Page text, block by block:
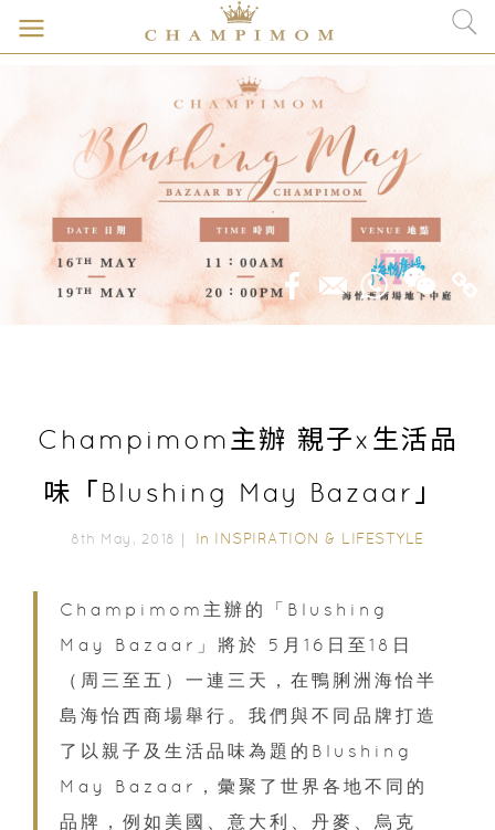
Champimom主辦 親子x生活品
味「Blushing May Bazaar」
8th May, 2018｜ In INSPIRATION & LIFESTYLE
Champimom主辦的「Blushing
May Bazaar」將於 5月16日至18日
（周三至五）一連三天，在鴨脷洲海怡半
島海怡西商場舉行。我們與不同品牌打造
了以親子及生活品味為題的Blushing
May Bazaar，彙聚了世界各地不同的
品牌，例如美國、意大利、丹麥、烏克